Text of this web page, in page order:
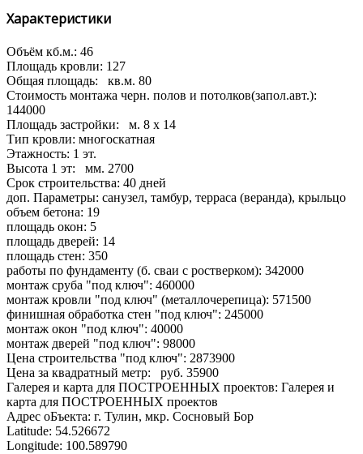
Характеристики
Объём кб.м.: 46
Площадь кровли: 127
Общая площадь:
кв.м. 80
Стоимость монтажа черн. полов и потолков(запол.авт.):
144000
Площадь застройки:
м. 8 x 14
Тип кровли: многоскатная
Этажность: 1 эт.
Высота 1 эт:
мм. 2700
Срок строительства: 40 дней
доп. Параметры: санузел, тамбур, терраса (веранда), крыльцо
объем бетона: 19
площадь окон: 5
площадь дверей: 14
площадь стен: 350
работы по фундаменту (б. сваи с ростверком): 342000
монтаж сруба "под ключ": 460000
монтаж кровли "под ключ" (металлочерепица): 571500
финишная обработка стен "под ключ": 245000
монтаж окон "под ключ": 40000
монтаж дверей "под ключ": 98000
Цена строительства "под ключ": 2873900
Цена за квадратный метр:
руб. 35900
Галерея и карта для ПОСТРОЕННЫХ проектов: Галерея и
карта для ПОСТРОЕННЫХ проектов
Адрес оБъекта: г. Тулин, мкр. Сосновый Бор
Latitude: 54.526672
Longitude: 100.589790